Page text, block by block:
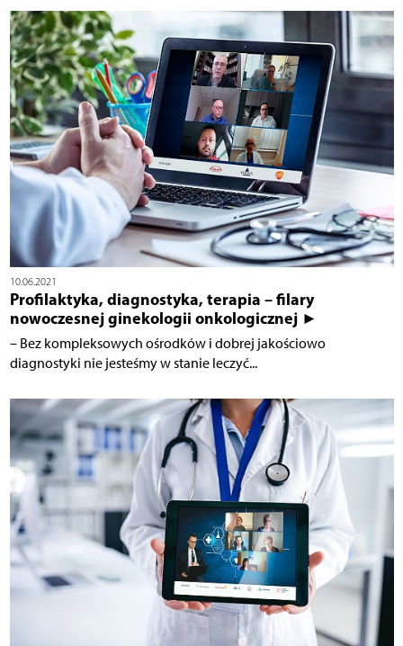
10.06.2021
Profilaktyka, diagnostyka, terapia – filary
nowoczesnej ginekologii onkologicznej ►
– Bez kompleksowych ośrodków i dobrej jakościowo
diagnostyki nie jesteśmy w stanie leczyć...